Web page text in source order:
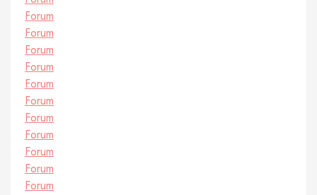
Forum
Forum
Forum
Forum
Forum
Forum
Forum
Forum
Forum
Forum
Forum